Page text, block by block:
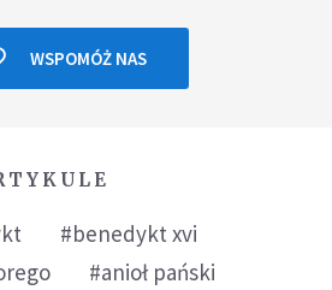
WSPOMÓŻ NAS
#benedykt xvi
#anioł pański